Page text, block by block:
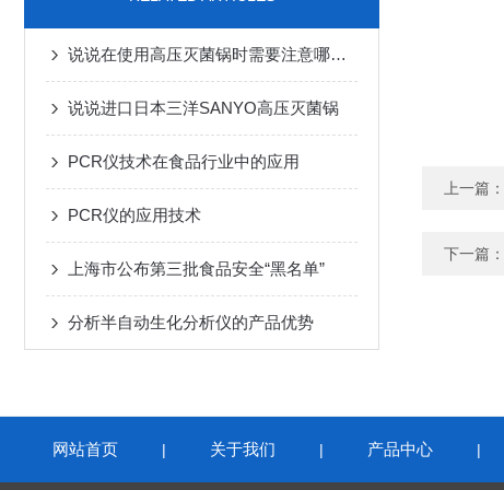
说说在使用高压灭菌锅时需要注意哪些细节
说说进口日本三洋SANYO高压灭菌锅
PCR仪技术在食品行业中的应用
PCR仪的应用技术
上海市公布第三批食品安全“黑名单”
分析半自动生化分析仪的产品优势
上一篇：
下一篇：
网站首页 | 关于我们 | 产品中心 |